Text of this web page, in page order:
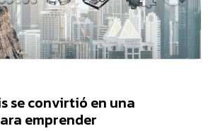
se convirtió en una
emprender